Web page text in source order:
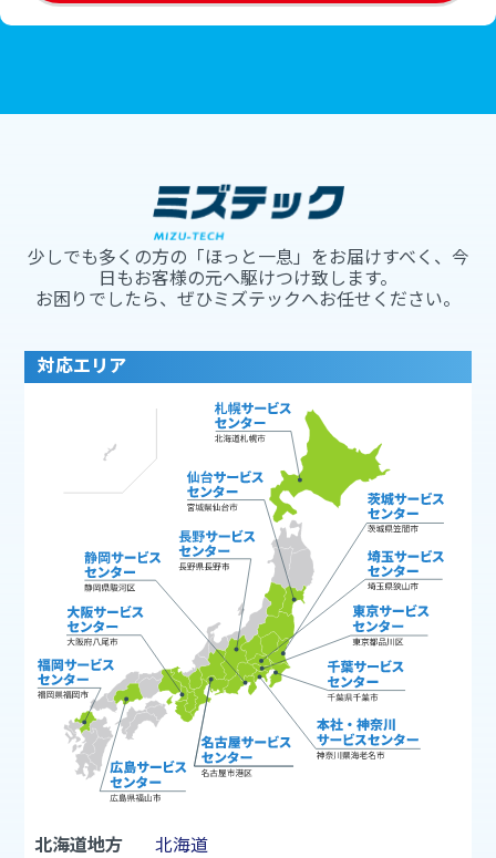
少しでも多くの方の「ほっと一息」をお届けすべく、今
日もお客様の元へ駆けつけ致します。
お困りでしたら、ぜひミズテックへお任せください。
対応エリア
北海道地方
北海道